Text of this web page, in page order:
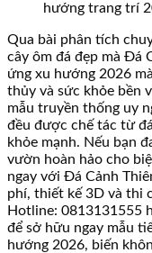
hướng trang trí
Qua bài phân tích
cây ôm đá đẹp mà Đá
ứng xu hướng 2026
thủy và sức khỏe bền
mẫu truyền thống uy
đều được chế tác từ
khỏe mạnh. Nếu bạn
vườn hoàn hảo cho
ngay với Đá Cảnh
phí, thiết kế 3D và thi
Hotline: 0813131555
để sở hữu ngay mẫu
hướng 2026, biến